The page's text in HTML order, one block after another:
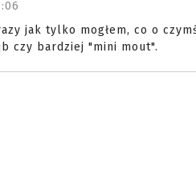
jak tylko mogłem, co o
czy bardziej "mini mout".